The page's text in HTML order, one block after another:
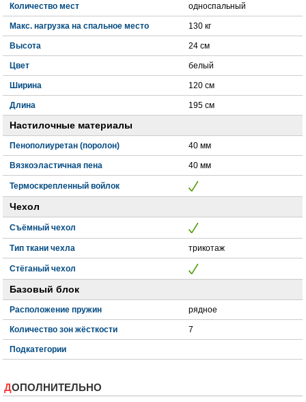
Количество мест односпальный
Макс. нагрузка на спальное место 130 кг
Высота 24 см
Цвет белый
Ширина 120 см
Длина 195 см
Настилочные материалы
Пенополиуретан (поролон) 40 мм
Вязкоэластичная пена 40 мм
Термоскрепленный войлок
Чехол
Съёмный чехол
Тип ткани чехла трикотаж
Стёганый чехол
Базовый блок
Расположение пружин рядное
Количество зон жёсткости 7
Подкатегории
ДОПОЛНИТЕЛЬНО